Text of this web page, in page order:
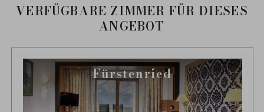
VERFÜGBARE ZIMMER FÜR DIESES
ANGEBOT
Fürstenried